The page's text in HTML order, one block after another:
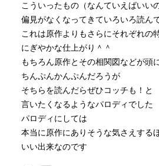
こういったもの（なんていえばいい
偏見がなくなってきていろいろ読ん
これは原作よりもさらにそれぞれの
にぎやかな仕上がり＾＾
もちろん原作とその相関図などが頭
ちんぷんかんぷんだろうが
そちらを読んだらぜひコッチも！と
言いたくなるようなパロディでした
パロディにしては
本当に原作にありそうな気さえする
いい出来なのです